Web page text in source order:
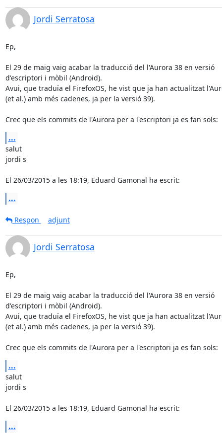
Jordi Serratosa
Ep,
El 29 de maig vaig acabar la traducció del l'Aurora 38 en versió
d'escriptori i mòbil (Android).
Avui, que traduïa el FirefoxOS, he vist que ja han actualitzat
(et al.) amb més cadenes, ja per la versió 39).
Crec que els commits de l'Aurora per a l'escriptori ja es fan sols:
...
salut
jordi s
El 26/03/2015 a les 18:19, Eduard Gamonal ha escrit:
...
Respon adjunt
Jordi Serratosa
Ep,
El 29 de maig vaig acabar la traducció del l'Aurora 38 en versió
d'escriptori i mòbil (Android).
Avui, que traduïa el FirefoxOS, he vist que ja han actualitzat
(et al.) amb més cadenes, ja per la versió 39).
Crec que els commits de l'Aurora per a l'escriptori ja es fan sols:
...
salut
jordi s
El 26/03/2015 a les 18:19, Eduard Gamonal ha escrit:
...